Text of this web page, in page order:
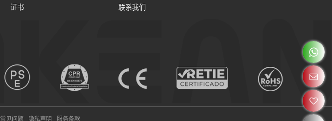
证书
联系我们
常见问题 隐私声明 服务条款